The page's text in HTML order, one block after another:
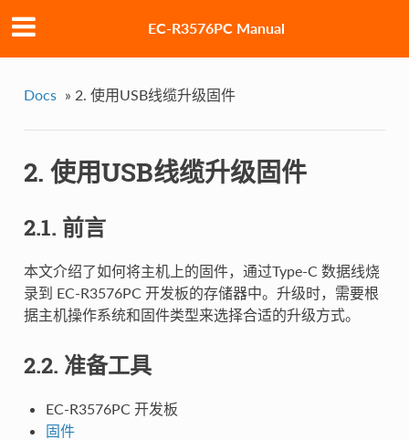
EC-R3576PC Manual
Docs » 2. 使用USB线缆升级固件
2. 使用USB线缆升级固件
2.1. 前言
本文介绍了如何将主机上的固件，通过Type-C 数据线烧
录到 EC-R3576PC 开发板的存储器中。升级时，需要根
据主机操作系统和固件类型来选择合适的升级方式。
2.2. 准备工具
EC-R3576PC 开发板
固件